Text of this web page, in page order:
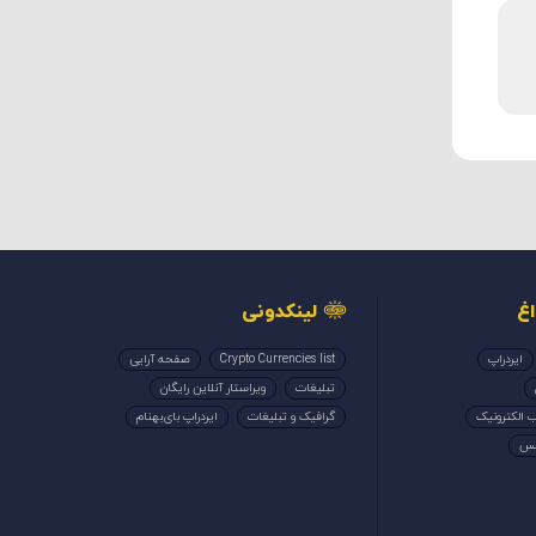
ایردراپ
الکترونیک
لینکدونی
Crypto Currencies list
صفحه آرایی
تبلیغات
ویراستار آنلاین رایگان
گرافیک و تبلیغات
ایردراپ بای‌بهنام